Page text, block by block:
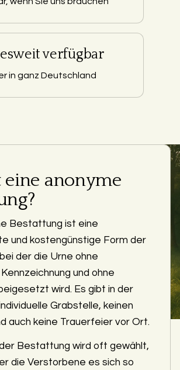
verfügbar
in ganz Deutschland
eine anonyme
Bestattung ist eine
und kostengünstige Form der
der die Urne ohne
und ohne
wird. Es gibt in der
Grabstelle, keinen
auch keine Trauerfeier vor Ort.
Bestattung wird oft gewählt,
die Verstorbene es sich so